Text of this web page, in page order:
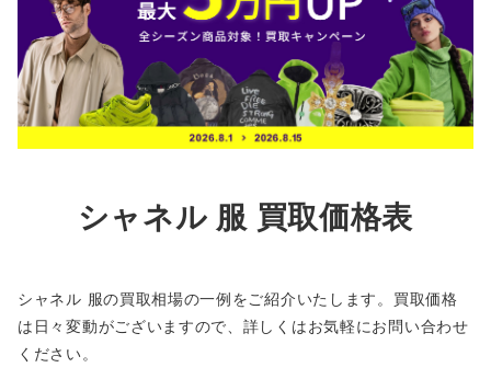
シャネル 服 買取価格表
シャネル 服の買取相場の一例をご紹介いたします。買取価格
は日々変動がございますので、詳しくはお気軽にお問い合わせ
ください。